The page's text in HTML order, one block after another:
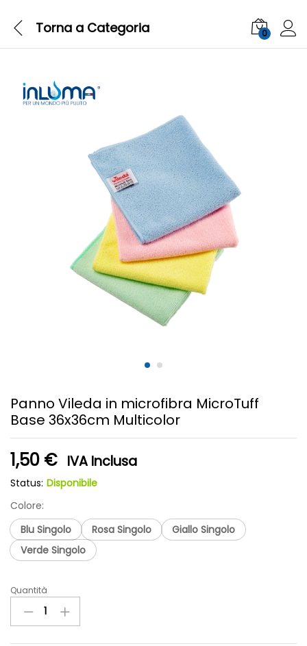
Torna a Categoria 0
Panno Vileda in microfibra MicroTuff
Base 36x36cm Multicolor
1,50 € IVA Inclusa
Status: Disponibile
Colore:
Blu Singolo
Rosa Singolo
Giallo Singolo
Verde Singolo
Panno
Vileda
in
Quantità